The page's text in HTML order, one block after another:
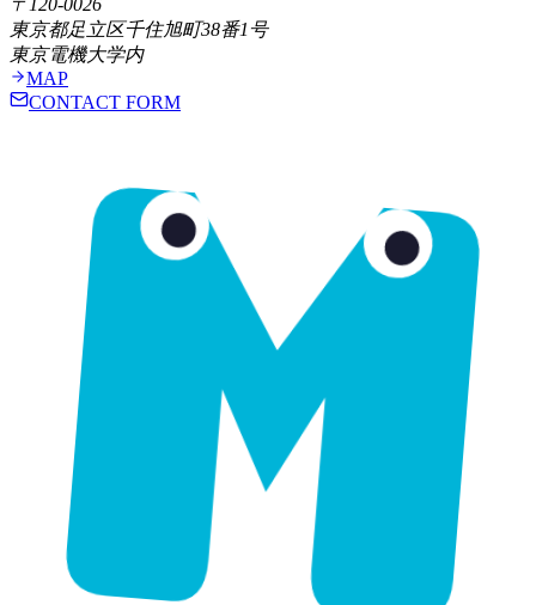
東京都足立区千住旭町38番1号
東京電機大学内
MAP
CONTACT FORM